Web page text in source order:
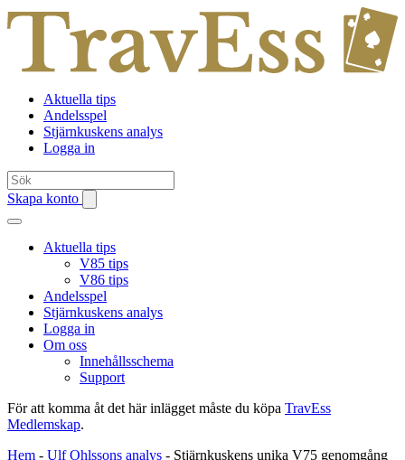
Aktuella tips
Andelsspel
Stjärnkuskens analys
Logga in
Skapa konto
Aktuella tips
V85 tips
V86 tips
Andelsspel
Stjärnkuskens analys
Logga in
Om oss
Innehållsschema
Support
För att komma åt det här inlägget måste du köpa TravEss
Medlemskap.
Hem - Ulf Ohlssons analys - Stjärnkuskens unika V75 genomgång